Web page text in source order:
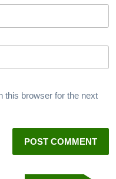
this browser for the next